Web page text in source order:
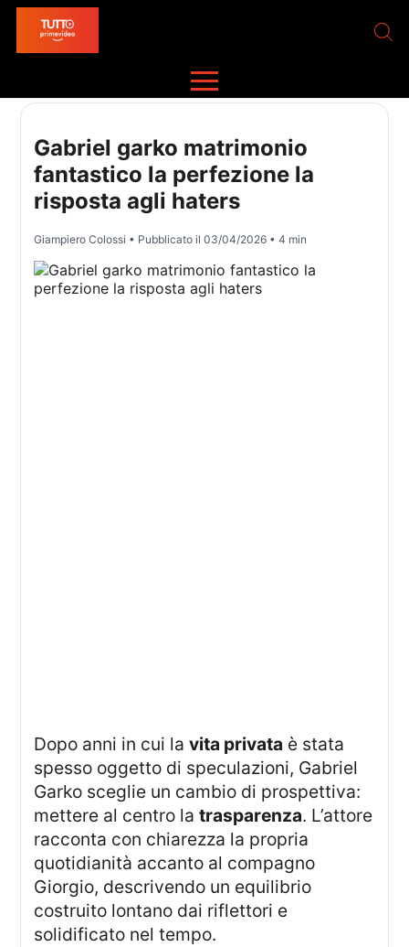
Gabriel garko matrimonio
fantastico la perfezione la
risposta agli haters
Giampiero Colossi • Pubblicato il03/04/2026 • 4 min
Dopo anni in cui lavita privata è stata
spesso oggetto di speculazioni, Gabriel
Garko sceglie un cambio di prospettiva:
mettere al centro latrasparenza. L’attore
racconta con chiarezza la propria
quotidianità accanto al compagno
Giorgio, descrivendo un equilibrio
costruito lontano dai riflettori e
solidificato nel tempo.